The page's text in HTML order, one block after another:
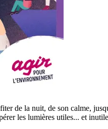
de la nuit, de son calme,
les lumières utiles... et